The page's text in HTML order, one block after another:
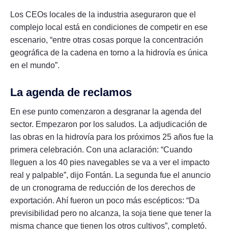
Los CEOs locales de la industria aseguraron que el
complejo local está en condiciones de competir en ese
escenario, “entre otras cosas porque la concentración
geográfica de la cadena en torno a la hidrovía es única
en el mundo”.
La agenda de reclamos
En ese punto comenzaron a desgranar la agenda del
sector. Empezaron por los saludos. La adjudicación de
las obras en la hidrovía para los próximos 25 años fue la
primera celebración. Con una aclaración: “Cuando
lleguen a los 40 pies navegables se va a ver el impacto
real y palpable”, dijo Fontán. La segunda fue el anuncio
de un cronograma de reducción de los derechos de
exportación. Ahí fueron un poco más escépticos: “Da
previsibilidad pero no alcanza, la soja tiene que tener la
misma chance que tienen los otros cultivos”, completó.